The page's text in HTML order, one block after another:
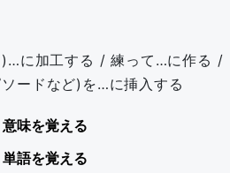
に加工する / 練って…に作る /
ードなど)を…に挿入する
意味を覚える
単語を覚える